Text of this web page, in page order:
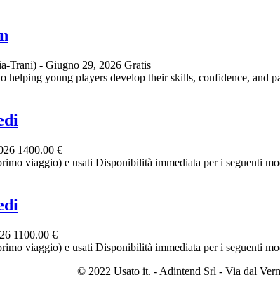
Trani) - Giugno 29, 2026 Gratis
helping young players develop their skills, confidence, and
1400.00 €
viaggio) e usati Disponibilità immediata per i seguenti
1100.00 €
viaggio) e usati Disponibilità immediata per i seguenti
© 2022 Usato it. - Adintend Srl - Via dal